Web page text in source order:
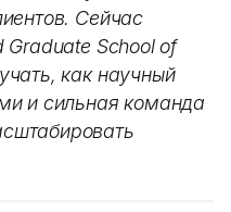
Сейчас
Graduate School of
как научный
и сильная команда